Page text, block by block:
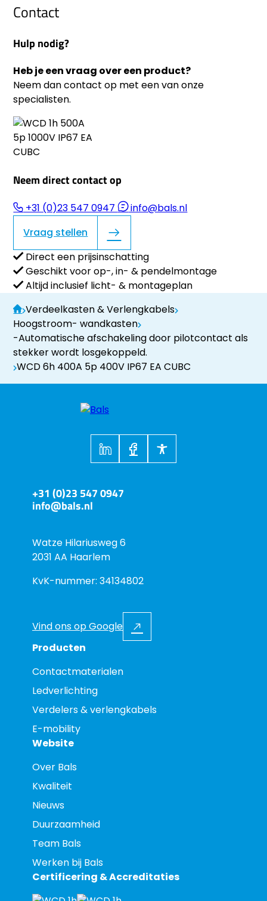
Contact
Hulp nodig?
Heb je een vraag over een product?
Neem dan contact op met een van onze
specialisten.
Neem direct contact op
+31 (0)23 547 0947
info@bals.nl
Vraag stellen
Direct een prijsinschatting
Geschikt voor op-, in- & pendelmontage
Altijd inclusief licht- & montageplan
Verdeelkasten & Verlengkabels
Hoogstroom- wandkasten
-Automatische afschakeling door pilotcontact als
stekker wordt losgekoppeld.
WCD 6h 400A 5p 400V IP67 EA CUBC
+31 (0)23 547 0947
info@bals.nl
Watze Hilariusweg 6
2031 AA Haarlem
KvK-nummer: 34134802
Vind ons op Google
Producten
Contactmaterialen
Ledverlichting
Verdelers & verlengkabels
E-mobility
Website
Over Bals
Kwaliteit
Nieuws
Duurzaamheid
Team Bals
Werken bij Bals
Certificering & Accreditaties